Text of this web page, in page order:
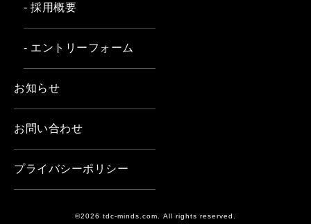
- 採用概要
- エントリーフォーム
お知らせ
お問い合わせ
プライバシーポリシー
©2026 tdc-minds.com. All rights reserved.